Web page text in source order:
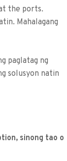
the ports.
Mahalagang
paglatag ng
solusyon natin
sinong tao o